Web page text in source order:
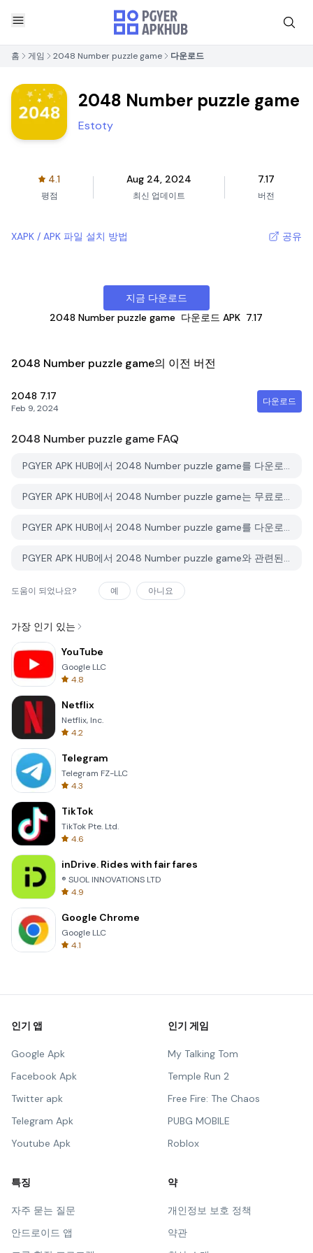
홈 게임 2048 Number puzzle game 다운로드
2048 Number puzzle game
Estoty
4.1
평점
Aug 24, 2024
최신 업데이트
7.17
버전
XAPK / APK 파일 설치 방법 공유
지금 다운로드
2048 Number puzzle game 다운로드 APK 7.17
2048 Number puzzle game의 이전 버전
2048 7.17
Feb 9, 2024
다운로드
2048 Number puzzle game FAQ
PGYER APK HUB에서 2048 Number puzzle game를 다운로드하는 방법은 무엇인가요?
PGYER APK HUB에서 2048 Number puzzle game는 무료로 다운로드할 수 있나요?
PGYER APK HUB에서 2048 Number puzzle game를 다운로드하려면 계정이 필요한가요?
PGYER APK HUB에서 2048 Number puzzle game와 관련된 문제를 신고하는 방법은 무엇인가요?
도움이 되었나요? 예 아니요
가장 인기 있는
YouTube
Google LLC
4.8
Netflix
Netflix, Inc.
4.2
Telegram
Telegram FZ-LLC
4.3
TikTok
TikTok Pte. Ltd.
4.6
inDrive. Rides with fair fares
® SUOL INNOVATIONS LTD
4.9
Google Chrome
Google LLC
4.1
인기 앱
Google Apk
Facebook Apk
Twitter apk
Telegram Apk
Youtube Apk
인기 게임
My Talking Tom
Temple Run 2
Free Fire: The Chaos
PUBG MOBILE
Roblox
특징
자주 묻는 질문
안드로이드 앱
약
개인정보 보호 정책
약관